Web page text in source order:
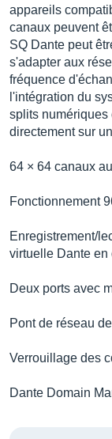
appareils
canaux peuvent
SQ Dante peut
s'adapter aux
fréquence
l'intégration du
splits numériques
directement sur
64 × 64 canaux
Fonctionnement
Enregistrement/
virtuelle Dante en
Deux ports avec
Pont de réseau
Verrouillage des
Dante Domain